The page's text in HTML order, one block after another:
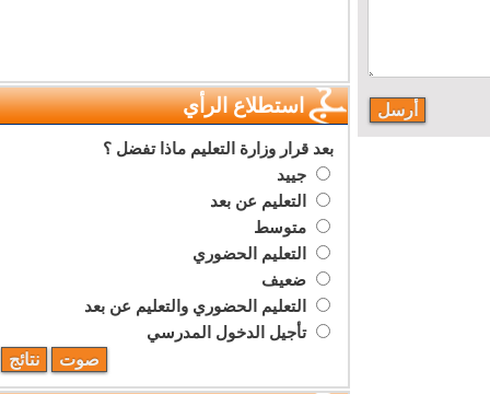
استطلاع الرأي
بعد قرار وزارة التعليم ماذا تفضل ؟
جييد
التعليم عن بعد
متوسط
التعليم الحضوري
ضعيف
التعليم الحضوري والتعليم عن بعد
تأجيل الدخول المدرسي